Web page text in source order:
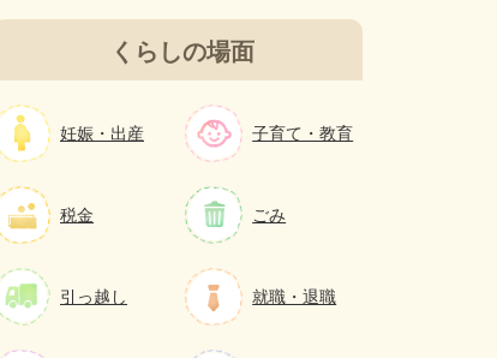
くらしの場面
妊娠・出産 子育て・教育
税金 ごみ
引っ越し 就職・退職